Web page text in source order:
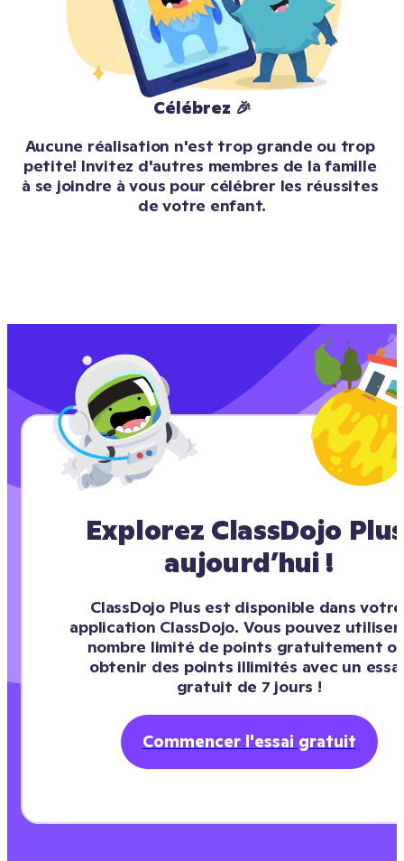
Célébrez 🎉
Aucune réalisation n'est trop grande ou trop
petite! Invitez d'autres membres de la famille
à se joindre à vous pour célébrer les réussites
de votre enfant.
Explorez ClassDojo
aujourd’hui !
ClassDojo Plus est disponible dans votre
application ClassDojo. Vous pouvez utiliser
nombre limité de points gratuitement
obtenir des points illimités avec un essai
gratuit de 7 jours !
Commencer l'essai gratuit